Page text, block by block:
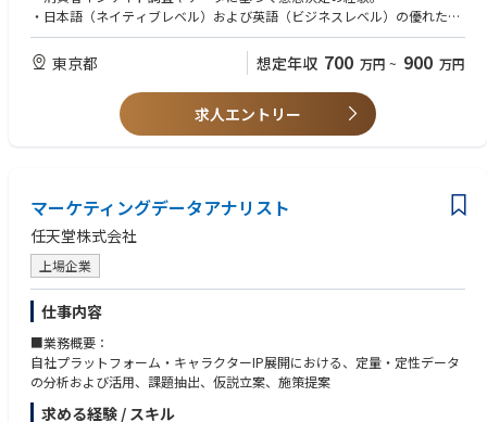
・EBCという“最高の環境”で伝えることに集中でき、プレゼン力・ストー
リーテリング・価値訴求が圧倒的に伸びます。
・AI〜インフラ〜アプリまで幅広い知識を獲得できます。
・社内外で「STech Iの顔」として活躍できます。
・将来はPMM、プリセールスリード、外部エバンジェリストなど多様にキ
ャリア展開が可能です。
室、挑戦の現在地。マーケター仲間を積極採用！
https://stech-eye.brandmedia.i-myrefer.jp/media/detail/3773
・「マーケティングを経営の推進力に変える」BM推進室の業務をメンバ
ー3名が語る
https://statics.teams.cdn.office.net/evergreen-assets/safelinks/2/atp-safeli
nks.html
・社名変更を機に展開したSTech Iのコーポレートブランディングを責任者
が語る
https://stech-eye.brandmedia.i-myrefer.jp/media/detail/3703
・双日テックイノベーション オウンドメディア "STech Eye"
https://stech-eye.brandmedia.i-myrefer.jp/media
・【公式】双日テックイノベーション株式会社 採用広報note
■役割と責任
せ、日本の消費者に響くブランドポジショニングを構築する。
・マーケティング施策の実行：デジタル、SNS、店舗での消費者接点を活
用し、ブランドの価値を保ちながら顧客エンゲージメントを強化するマー
ケティングキャンペーンの設計と実行。
・消費者インサイトの調査：社内の調査マネージャーと協力し、消費者ト
D、グローバルプロジェクトチームなどと密に連携し、マーケティング目
標とビジネス戦略の整合性を確保する。
・コミュニケーションとクリエイティブ管理：プロモーション代理店と協
力して消費者向けコミュニケーションやプロモーション施策を実施する。
・ブランド管理：主要なKPIを追跡し、マーケティング計画や活動を評価
する。
・ブランド成長：戦略的スキル、創造的スキル、リーダーシップスキルを
活用して、ブランドの未来像を日本市場で形作る。
・日本語（ネイティブレベル）および英語（ビジネスレベル）の優れたコ
ミュニケーションスキル。
・新しいアイデアを実現するためのクリエイティブな思考。
・スピード感があり、起業家的でリソースが限られた環境での柔軟性。
・計画立案およびプロジェクト管理能力。
東京都 想定年収 700 万円 ~ 900 万円
求人エントリー
マーケティングデータアナリスト
任天堂株式会社
上場企業
仕事内容
■業務概要：
自社プラットフォーム・キャラクターIP展開における、定量・定性データ
の分析および活用、課題抽出、仮説立案、施策提案
求める経験 / スキル